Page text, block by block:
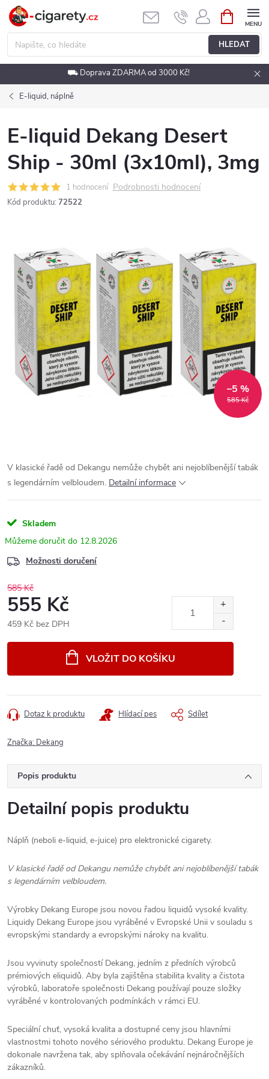
Přejít
obsah
HLEDAT
NÁKUPNÍ
KOŠÍK
⛟ Doprava ZDARMA od 3000 Kč!
E-liquid, náplně
E-liquid Dekang Desert
Ship - 30ml (3x10ml), 3mg
1 hodnocení Podrobnosti hodnocení
Kód produktu: 72522
585 Kč
–5 %
V klasické řadě od Dekangu nemůže chybět ani nejoblíbenější tabák
s legendárním velbloudem. Detailní informace
Skladem
12.8.2026
Možnosti doručení
585 Kč
555 Kč
459 Kč bez DPH
VLOŽIT DO KOŠÍKU
Dotaz k produktu Hlídací pes Sdílet
Značka: Dekang
Popis produktu
Detailní popis produktu
Náplň (neboli e-liquid, e-juice) pro elektronické cigarety.
V klasické řadě od Dekangu nemůže chybět ani nejoblíbenější tabák
s legendárním velbloudem.
Výrobky Dekang Europe jsou novou řadou liquidů vysoké kvality.
Liquidy Dekang Europe jsou vyráběné v Evropské Unii v souladu s
evropskými standardy a evropskými nároky na kvalitu.
Jsou vyvinuty společností Dekang, jedním z předních výrobců
prémiových eliquidů. Aby byla zajištěna stabilita kvality a čistota
výrobků, laboratoře společnosti Dekang používají pouze složky
vyráběné v kontrolovaných podmínkách v rámci EU.
Speciální chuť, vysoká kvalita a dostupné ceny jsou hlavními
vlastnostmi tohoto nového sériového produktu. Dekang Europe je
dokonale navržena tak, aby splňovala očekávání nejnáročnějších
zákazníků.